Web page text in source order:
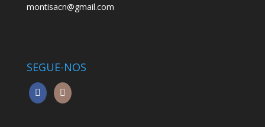
montisacn@gmail.com
SEGUE-NOS